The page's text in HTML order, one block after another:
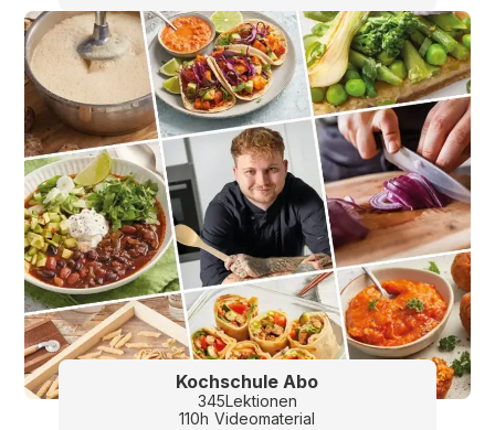
Kochschule Abo
345Lektionen
110h Videomaterial